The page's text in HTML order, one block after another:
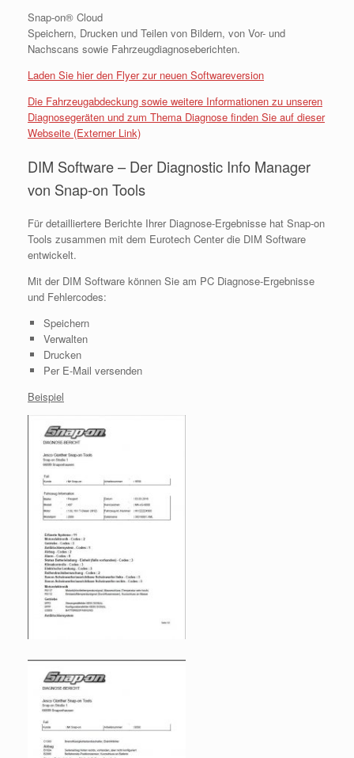
Snap-on® Cloud
Speichern, Drucken und Teilen von Bildern, von Vor- und
Nachscans sowie Fahrzeugdiagnoseberichten.
Laden Sie hier den Flyer zur neuen Softwareversion
Die Fahrzeugabdeckung sowie weitere Informationen zu unseren
Diagnosegeräten und zum Thema Diagnose finden Sie auf dieser
Webseite (Externer Link)
DIM Software – Der Diagnostic Info Manager
von Snap-on Tools
Für detailliertere Berichte Ihrer Diagnose-Ergebnisse hat Snap-on
Tools zusammen mit dem Eurotech Center die DIM Software
entwickelt.
Mit der DIM Software können Sie am PC Diagnose-Ergebnisse
und Fehlercodes:
Speichern
Verwalten
Drucken
Per E-Mail versenden
Beispiel